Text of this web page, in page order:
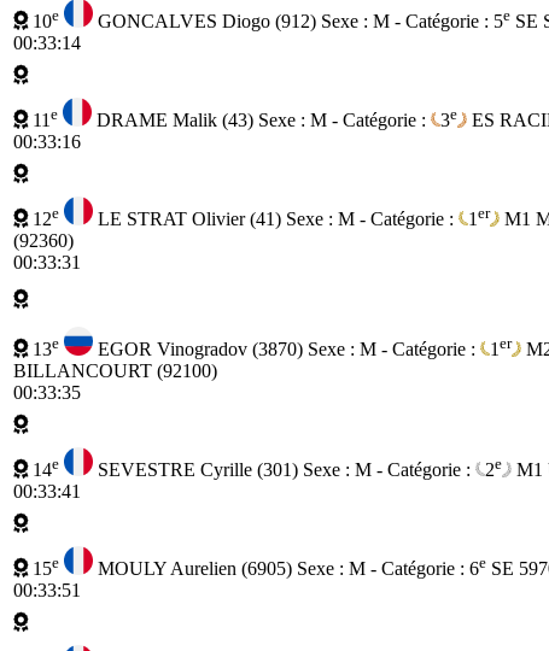
10e GONCALVES Diogo (912) Sexe : M - Catégorie : 5e SE
00:33:14
11 e DRAME Malik (43) Sexe : M - Catégorie : 3e ES
00:33:16
12e LE STRAT Olivier (41) Sexe : M - Catégorie : 1 er M1
(92360)
00:33:31
13e EGOR Vinogradov (3870) Sexe : M - Catégorie : 1 er
BILLANCOURT (92100)
00:33:35
14e SEVESTRE Cyrille (301) Sexe : M - Catégorie : 2e M1
00:33:41
15e MOULY Aurelien (6905) Sexe : M - Catégorie : 6e SE
00:33:51